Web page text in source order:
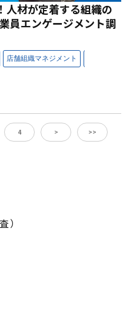
材が定着する組織の
員エンゲージメント調
4 > >>
）